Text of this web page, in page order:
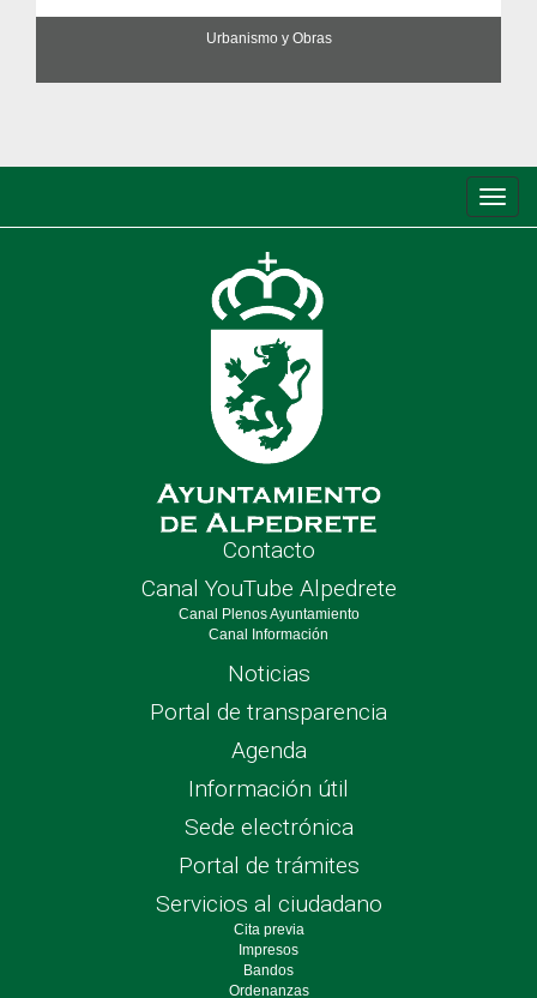
Urbanismo y Obras
de
Contacto
Canal YouTube Alpedrete
Canal Plenos Ayuntamiento
Canal Información
Noticias
Portal de transparencia
Agenda
Información útil
Sede electrónica
Portal de trámites
Servicios al ciudadano
Cita previa
Impresos
Bandos
Ordenanzas